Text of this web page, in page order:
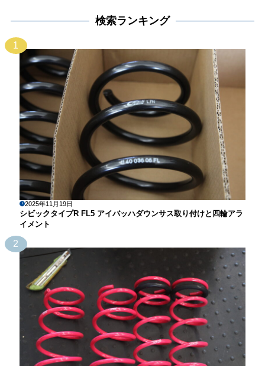
検索ランキング
1
2025年11月19日
シビックタイプR FL5 アイバッハダウンサス取り付けと四輪アラ
イメント
2